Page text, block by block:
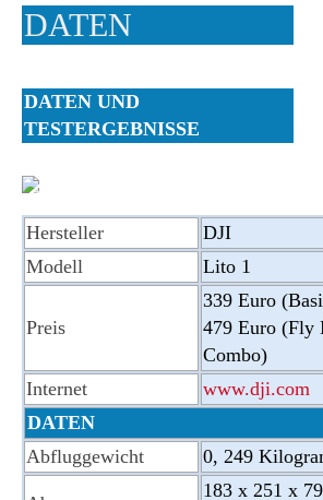
DATEN
DATEN UND
TESTERGEBNISSE
Hersteller
DJI
Modell
Lito 1
Preis
339 Euro
479 Euro (Fly
Combo)
Internet
www.dji.com
DATEN
Abfluggewicht
0, 249
183 x 251 x